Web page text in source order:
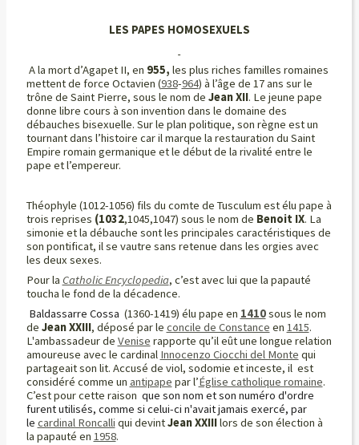
LES PAPES HOMOSEXUELS
A la mort d’Agapet II, en 955, les plus riches familles romaines
mettent de force Octavien (938-964) à l’âge de 17 ans sur le
trône de Saint Pierre, sous le nom de JeanXII. Le jeune pape
donne libre cours à son invention dans le domaine des
débauches bisexuelle. Sur le plan politique, son règne est un
tournant dans l’histoire car il marque la restauration du Saint
Empire romain germanique et le début de la rivalité entre le
pape et l’empereur.
Théophyle (1012-1056) fils du comte de Tusculum est élu pape à
trois reprises (1032,1045,1047) sous le nom de Benoit IX. La
simonie et la débauche sont les principales caractéristiques de
son pontificat, il se vautre sans retenue dans les orgies avec
les deux sexes.
Pour la Catholic Encyclopedia, c’est avec lui que la papauté
toucha le fond de la décadence.
Baldassarre Cossa (1360-1419) élu pape en 1410sous le nom
de Jean XXIII, déposé par le concile de Constance en 1415.
L'ambassadeur de Venise rapporte qu’il eût une longue relation
amoureuse avec le cardinal Innocenzo Ciocchi del Monte qui
partageait son lit. Accusé de viol, sodomie et inceste, il est
considéré comme un antipape par l’Église catholique romaine.
C’est pour cette raison que son nom et son numéro d'ordre
furent utilisés, comme si celui-ci n'avait jamais exercé, par
le cardinal Roncalli qui devintJeanXXIIIlors de son élection à
la papauté en 1958.